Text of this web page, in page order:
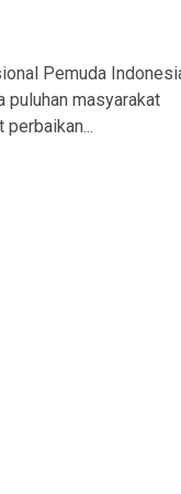
Pemuda
puluhan masyarakat
perbaikan...